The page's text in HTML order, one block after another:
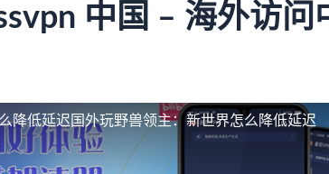
中国 – 海外访问
降低延迟国外玩野兽领主：新世界怎么降低延迟